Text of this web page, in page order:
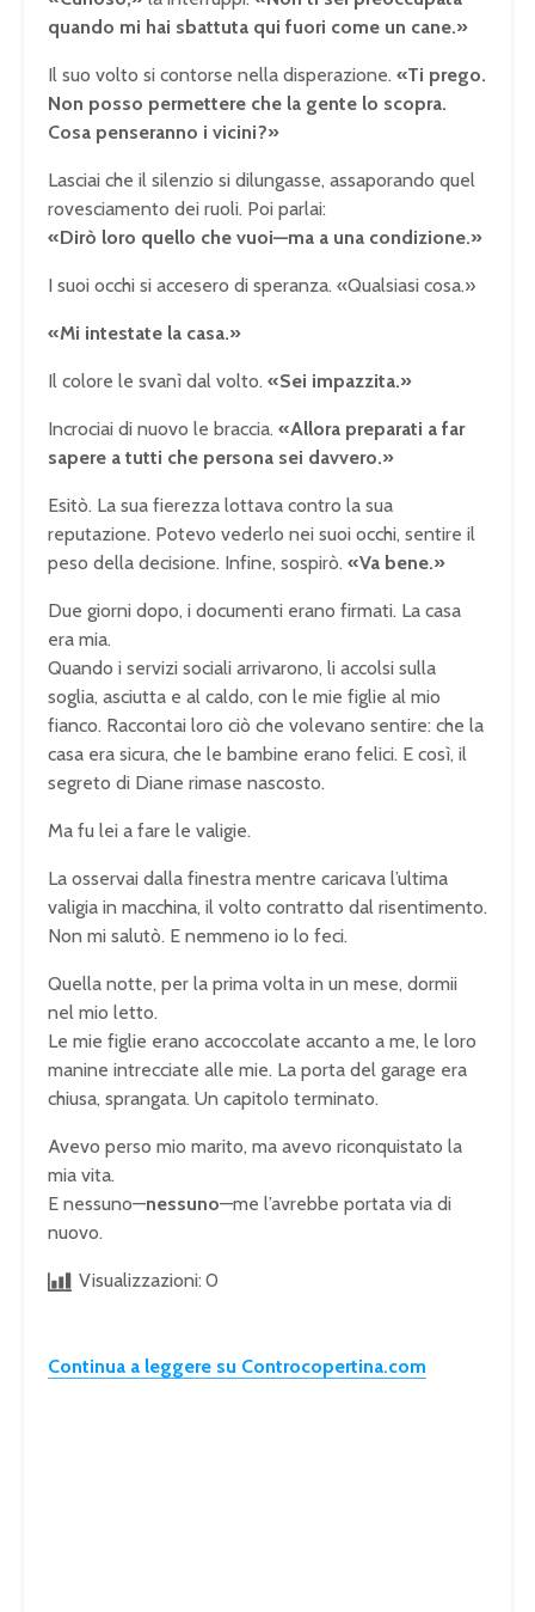
quando mi hai sbattuta qui fuori come un cane.»
Il suo volto si contorse nella disperazione. «Ti prego.
Non posso permettere che la gente lo scopra.
Cosa penseranno i vicini?»
Lasciai che il silenzio si dilungasse, assaporando quel
rovesciamento dei ruoli. Poi parlai:
«Dirò loro quello che vuoi—ma a una condizione.»
I suoi occhi si accesero di speranza. «Qualsiasi cosa.»
«Mi intestate la casa.»
Il colore le svanì dal volto. «Sei impazzita.»
Incrociai di nuovo le braccia. «Allora preparati a far
sapere a tutti che persona sei davvero.»
Esitò. La sua fierezza lottava contro la sua
reputazione. Potevo vederlo nei suoi occhi, sentire il
peso della decisione. Infine, sospirò. «Va bene.»
Due giorni dopo, i documenti erano firmati. La casa
era mia.
Quando i servizi sociali arrivarono, li accolsi sulla
soglia, asciutta e al caldo, con le mie figlie al mio
fianco. Raccontai loro ciò che volevano sentire: che la
casa era sicura, che le bambine erano felici. E così, il
segreto di Diane rimase nascosto.
Ma fu lei a fare le valigie.
La osservai dalla finestra mentre caricava l’ultima
valigia in macchina, il volto contratto dal risentimento.
Non mi salutò. E nemmeno io lo feci.
Quella notte, per la prima volta in un mese, dormii
nel mio letto.
Le mie figlie erano accoccolate accanto a me, le loro
manine intrecciate alle mie. La porta del garage era
chiusa, sprangata. Un capitolo terminato.
Avevo perso mio marito, ma avevo riconquistato la
mia vita.
E nessuno—nessuno—me l’avrebbe portata via di
nuovo.
Visualizzazioni: 0
Continua a leggere su Controcopertina.com